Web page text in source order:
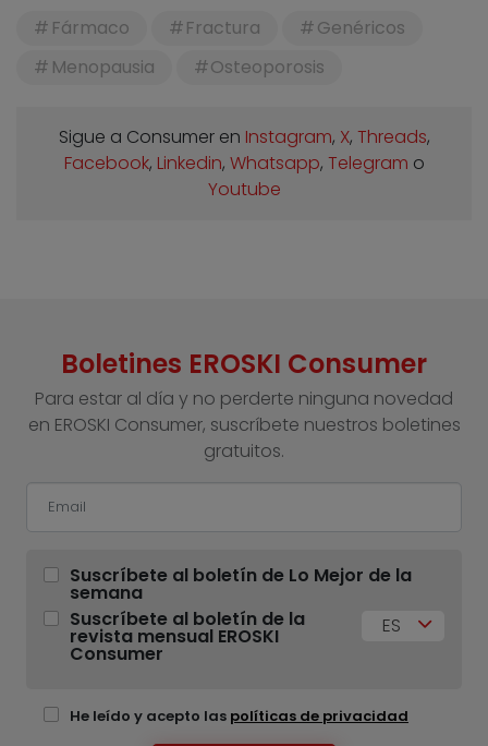
Fármaco Fractura
Genéricos
Menopausia
Osteoporosis
Sigue a Consumer en Instagram, X, Threads,
Facebook, Linkedin, Whatsapp, Telegram o
Youtube
Boletines EROSKI Consumer
Para estar al día y no perderte ninguna novedad
en EROSKI Consumer, suscríbete nuestros boletines
gratuitos.
Suscríbete al boletín de Lo Mejor de la
semana
Suscríbete al boletín de la
revista mensual EROSKI
Consumer
ES
He leído y acepto las políticas de privacidad